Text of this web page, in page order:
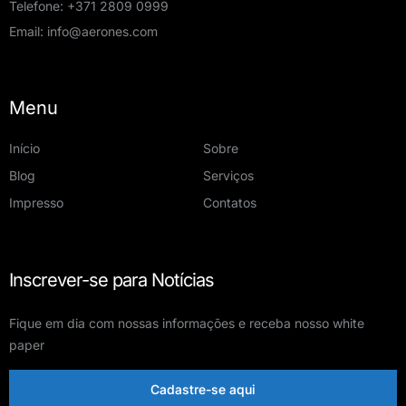
Telefone: +371 2809 0999
Email: info@aerones.com
Menu
Início
Sobre
Blog
Serviços
Impresso
Contatos
Inscrever-se para Notícias
Fique em dia com nossas informações e receba nosso white
paper
Cadastre-se aqui